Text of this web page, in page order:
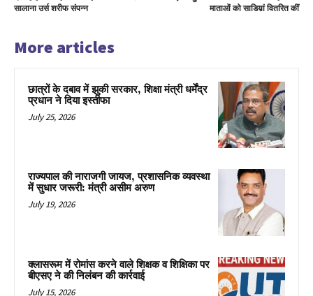
सालाना उर्स शरीफ संपन्न
माताओं को साडिय़ां वितरित कीं
More articles
छात्रों के दबाव में झुकी सरकार, शिक्षा मंत्री धर्मेंद्र
प्रधान ने दिया इस्तीफा
July 25, 2026
राज्यपाल की नाराजगी जायज, प्रशासनिक व्यवस्था
में सुधार जरूरी: मंत्री असीम अरुण
July 19, 2026
क्लासरूम में रोमांस करने वाले शिक्षक व शिक्षिका पर
बीएसए ने की निलंबन की कार्रवाई
July 15, 2026